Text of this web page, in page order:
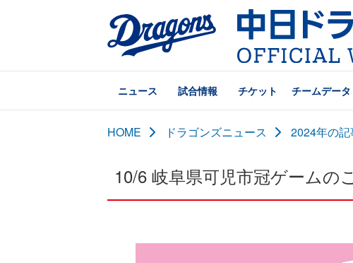
ニュース 試合情報 チケット チームデータ
HOME ドラゴンズニュース 2024年の
10/6 岐阜県可児市冠ゲームの